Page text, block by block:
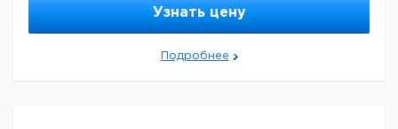
Узнать цену
Подробнее